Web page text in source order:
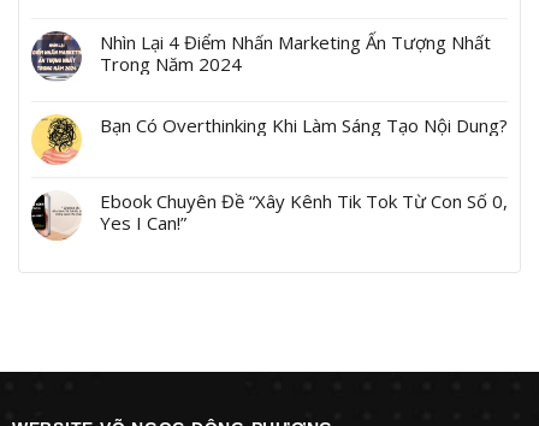
Nhìn Lại 4 Điểm Nhấn Marketing Ấn Tượng Nhất
Trong Năm 2024
Bạn Có Overthinking Khi Làm Sáng Tạo Nội Dung?
Ebook Chuyên Đề “Xây Kênh Tik Tok Từ Con Số 0,
Yes I Can!”